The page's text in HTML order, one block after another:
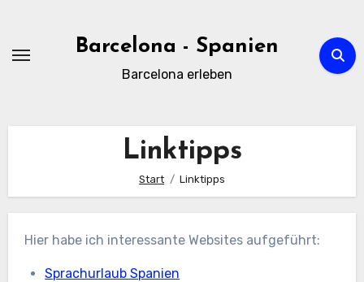
springen
Barcelona - Spanien
Barcelona erleben
Linktipps
Start Linktipps
Hier habe ich interessante Websites aufgeführt:
Sprachurlaub Spanien